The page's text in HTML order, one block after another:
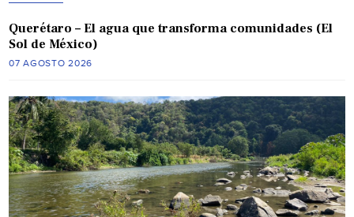
Querétaro – El agua que transforma comunidades (El
Sol de México)
07 AGOSTO 2026